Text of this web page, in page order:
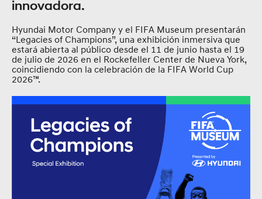
innovadora.
Hyundai Motor Company y el FIFA Museum presentarán
“Legacies of Champions”, una exhibición inmersiva que
estará abierta al público desde el 11 de junio hasta el 19
de julio de 2026 en el Rockefeller Center de Nueva York,
coincidiendo con la celebración de la FIFA World Cup
2026™.